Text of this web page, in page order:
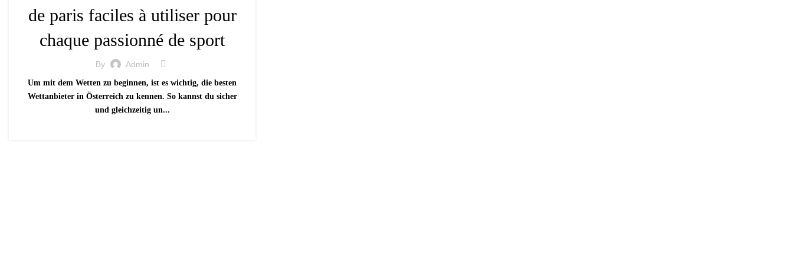
de paris faciles à utiliser pour
chaque passionné de sport
By Admin
Um mit dem Wetten zu beginnen, ist es wichtig, die besten
Wettanbieter in Österreich zu kennen. So kannst du sicher
und gleichzeitig un...